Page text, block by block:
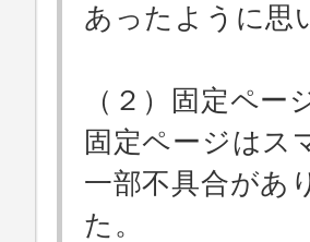
あったように思
（２）固定ペー
固定ページはス
一部不具合があ
た。